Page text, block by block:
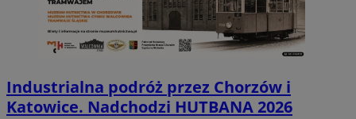
Industrialna podróż przez Chorzów i
Katowice. Nadchodzi HUTBANA 2026